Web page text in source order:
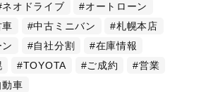
ネオドライブ
オートローン
車 中古ミニバン
札幌本店
自社分割
在庫情報
TOYOTA ご成約
営業
動車